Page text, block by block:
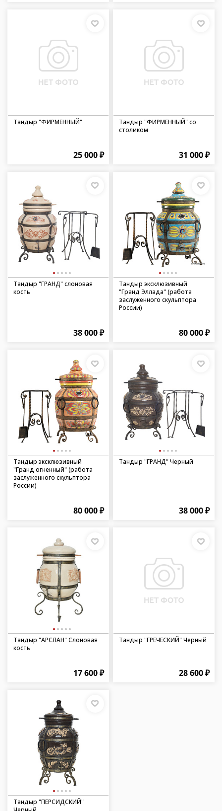
Тандыр "ФИРМЕННЫЙ"
25 000 ₽
Тандыр "ФИРМЕННЫЙ" со
столиком
31 000 ₽
Тандыр "ГРАНД" слоновая
кость
38 000 ₽
Тандыр эксклюзивный
"Гранд Эллада" (работа
заслуженного скульптора
России)
80 000 ₽
Тандыр эксклюзивный
"Гранд огненный" (работа
заслуженного скульптора
России)
80 000 ₽
Тандыр "ГРАНД" Черный
38 000 ₽
Тандыр "АРСЛАН" Слоновая
кость
17 600 ₽
Тандыр "ГРЕЧЕСКИЙ" Черный
28 600 ₽
Тандыр "ПЕРСИДСКИЙ"